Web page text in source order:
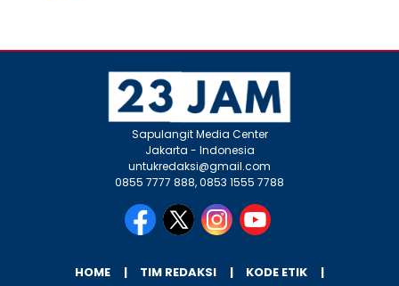
Sapulangit Media Center
Jakarta - Indonesia
untukredaksi@gmail.com
0855 7777 888, 0853 1555 7788
HOME TIM REDAKSI KODE ETIK